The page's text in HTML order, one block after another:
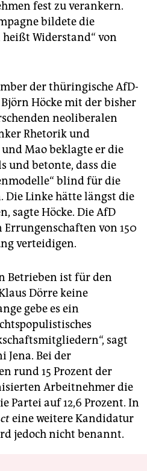
fest zu verankern.
bildete die
Widerstand“ von
der thüringische AfD-
Höcke mit der bisher
neoliberalen
Rhetorik und
Mao beklagte er die
und betonte, dass die
blind für die
Die Linke hätte längst die
sagte Höcke. Die AfD
von 150
verteidigen.
Betrieben ist für den
Dörre keine
gebe es ein
sagt
Jena. Bei der
rund 15 Prozent der
Arbeitnehmer die
Partei auf 12,6 Prozent. In
eine weitere Kandidatur
jedoch nicht benannt.